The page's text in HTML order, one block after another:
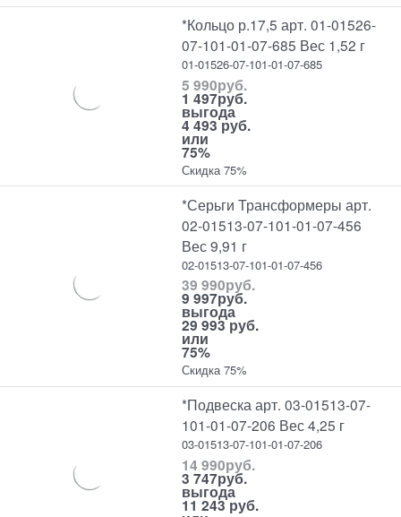
*Кольцо р.17,5 арт. 01-01526-
07-101-01-07-685 Вес 1,52 г
01-01526-07-101-01-07-685
5 990руб.
1 497руб.
выгода
4 493 руб.
или
75%
Скидка 75%
*Серьги Трансформеры арт.
02-01513-07-101-01-07-456
Вес 9,91 г
02-01513-07-101-01-07-456
39 990руб.
9 997руб.
выгода
29 993 руб.
или
75%
Скидка 75%
*Подвеска арт. 03-01513-07-
101-01-07-206 Вес 4,25 г
03-01513-07-101-01-07-206
14 990руб.
3 747руб.
выгода
11 243 руб.